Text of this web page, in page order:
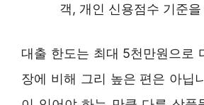
객, 개인 신용점수 기준
대출 한도는 최대 5천만원으로
장에 비해 그리 높은 편은 아닙